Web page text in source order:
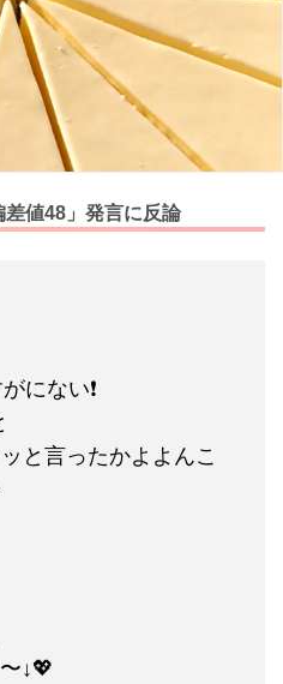
値48」発言に反論
にない❗️
と言ったかよよんこ
↓💖